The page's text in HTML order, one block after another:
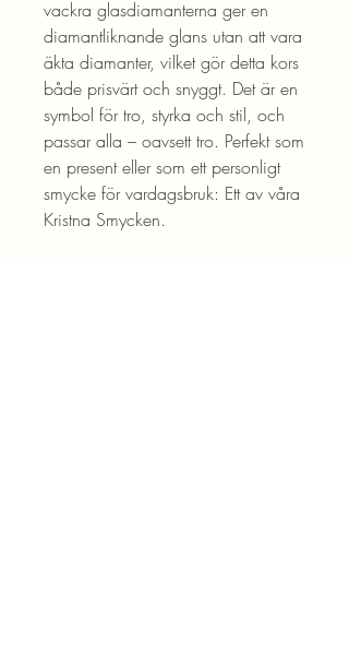
vackra glasdiamanterna ger en
diamantliknande glans utan att vara
äkta diamanter, vilket gör detta kors
både prisvärt och snyggt. Det är en
symbol för tro, styrka och stil, och
passar alla – oavsett tro. Perfekt som
en present eller som ett personligt
smycke för vardagsbruk: Ett av våra
Kristna Smycken.